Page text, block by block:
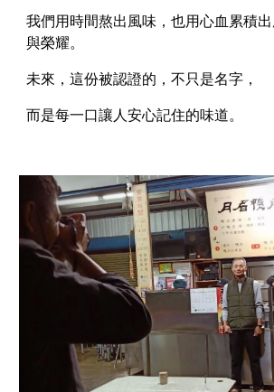
我們用時間熬出風味，也用心血累積
與榮耀。
未來，這份被認證的，不只是名字，
而是每一口讓人安心記住的味道。